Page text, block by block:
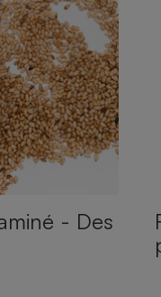
- Des